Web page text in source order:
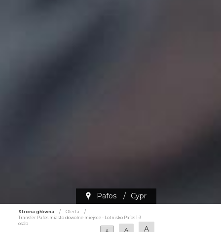
Pafos / Cypr
Strona główna / Oferta
/
Transfer Pafos miasto dowolne miejsce - Lotnisko Pafos 1-3
osób
A
A A